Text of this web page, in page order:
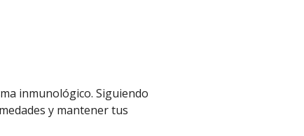
inmunológico. Siguiendo
y mantener tus